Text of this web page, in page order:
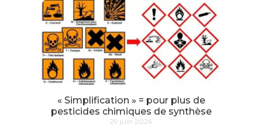
« Simplification » = pour plus de
pesticides chimiques de synthèse
29 juin 2026